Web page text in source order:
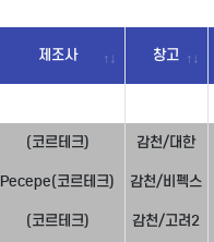
제조사 창고
(코르테크) 감천/대한
Pecepe(코르테크) 감천/비펙스
(코르테크) 감천/고려2